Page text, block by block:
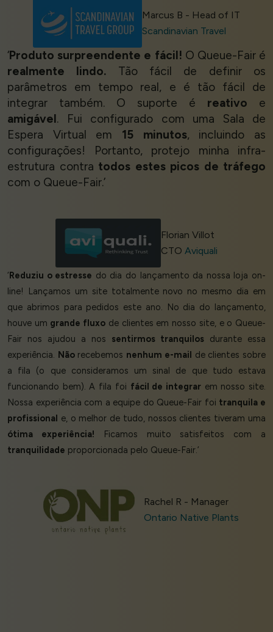
Marcus B - Head of IT
Scandinavian Travel
‘Produto surpreendente e fácil! O Queue-Fair é
realmente lindo. Tão fácil de definir os
parâmetros em tempo real, e é tão fácil de
integrar também. O suporte é reativo e
amigável. Fui configurado com uma Sala de
Espera Virtual em 15 minutos, incluindo as
configurações! Portanto, protejo minha infra-
estrutura contra todos estes picos de tráfego
com o Queue-Fair.’
Florian Villot
CTOAviquali
‘Reduziu o estresse do dia do lançamento da nossa loja on-
line! Lançamos um site totalmente novo no mesmo dia em
que abrimos para pedidos este ano. No dia do lançamento,
houve um grande fluxo de clientes em nosso site, e o Queue-
Fair nos ajudou a nos sentirmos tranquilos durante essa
experiência. Nãorecebemos nenhum e-mail de clientes sobre
a fila (o que consideramos um sinal de que tudo estava
funcionando bem). A fila foi fácil de integrarem nosso site.
Nossa experiência com a equipe do Queue-Fair foi tranquila e
profissional e, o melhor de tudo, nossos clientes tiveram uma
ótima experiência! Ficamos muito satisfeitos com a
tranquilidade proporcionada pelo Queue-Fair.’
Rachel R - Manager
Ontario Native Plants